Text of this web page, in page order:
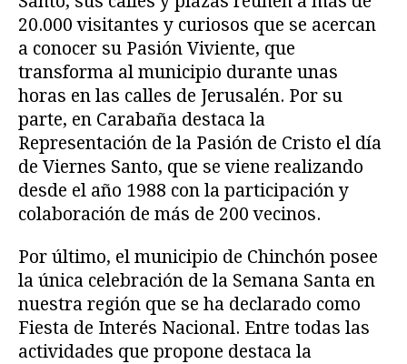
20.000 visitantes y curiosos que se acercan
a conocer su Pasión Viviente, que
transforma al municipio durante unas
horas en las calles de Jerusalén. Por su
parte, en Carabaña destaca la
Representación de la Pasión de Cristo el día
de Viernes Santo, que se viene realizando
desde el año 1988 con la participación y
colaboración de más de 200 vecinos.
Por último, el municipio de Chinchón posee
la única celebración de la Semana Santa en
nuestra región que se ha declarado como
Fiesta de Interés Nacional. Entre todas las
actividades que propone destaca la